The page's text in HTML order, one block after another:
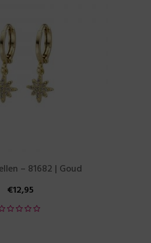
– 81682 | Goud
€12,95